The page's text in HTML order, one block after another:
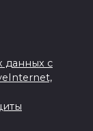
данных с